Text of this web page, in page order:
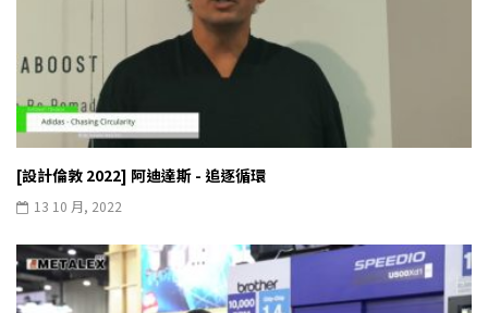
[設計倫敦 2022] 阿迪達斯 - 追逐循環
13 10 月, 2022